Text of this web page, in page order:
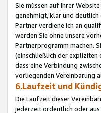
Sie müssen auf Ihrer
genehmigt, klar und deutlich
Partner verdiene ich an
werden Sie ohne unsere
Partnerprogramm machen.
(einschließlich der expliziten
dass eine Verbindung
vorliegenden Vereinbarung
6.Laufzeit und
Die Laufzeit dieser
jederzeit ordentlich oder